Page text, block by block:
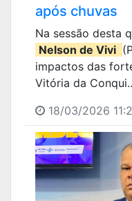
após chuvas
Na sessão desta
Nelson de Vivi
impactos das
Vitória da
18/03/2026